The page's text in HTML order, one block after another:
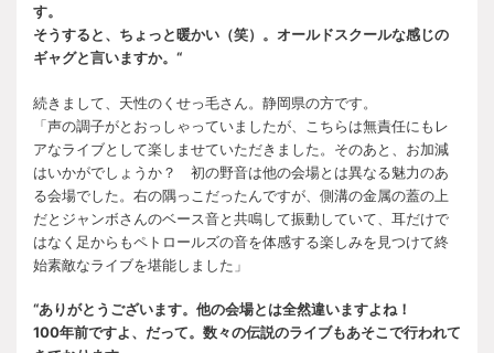
す。
そうすると、ちょっと暖かい（笑）。オールドスクールな感じの
ギャグと言いますか。“
続きまして、天性のくせっ毛さん。静岡県の方です。
「声の調子がとおっしゃっていましたが、こちらは無責任にもレ
アなライブとして楽しませていただきました。そのあと、お加減
はいかがでしょうか？ 初の野音は他の会場とは異なる魅力のあ
る会場でした。右の隅っこだったんですが、側溝の金属の蓋の上
だとジャンボさんのベース音と共鳴して振動していて、耳だけで
はなく足からもペトロールズの音を体感する楽しみを見つけて終
始素敵なライブを堪能しました」
“ありがとうございます。他の会場とは全然違いますよね！
100年前ですよ、だって。数々の伝説のライブもあそこで行われて